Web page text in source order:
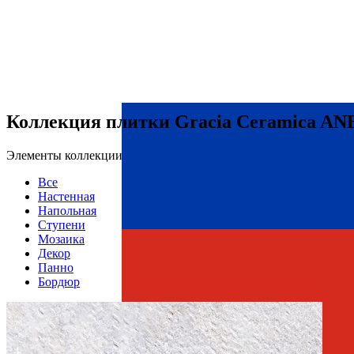
Страна производства
Коллекция плитки Gracia Ceramica
Элементы коллекции
Все
Настенная
Напольная
Ступени
Мозаика
Декор
Панно
Бордюр